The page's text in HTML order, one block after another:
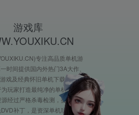
游戏库
专注高品质单机游
时间提供国内外热门3A大作、
戏及经典怀旧单机下载。XX游
玩家打造最纯净的单机游戏环
经过严格杀毒检测，提供完整
补丁，是资深单机玩家必收